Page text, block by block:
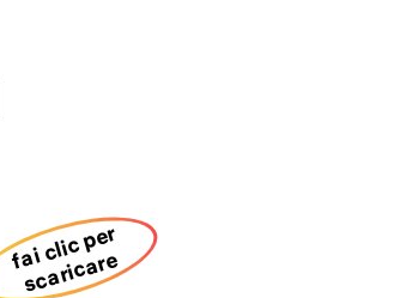
fai clic per
scaricare